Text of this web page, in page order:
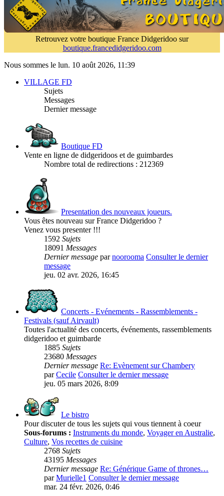
Retrouvez votre boutique France Didgeridoo sur
boutique.francedidgeridoo.com
Nous sommes le lun. 10 août 2026, 11:39
VILLAGE FD
Sujets
Messages
Dernier message
Boutique FD
Vente en ligne de didgeridoos et de guimbardes
Nombre total de redirections : 212369
Presentation des nouveaux joueurs.
Vous êtes nouveau sur France Didgeridoo ?
Venez vous presenter !!!
1592 Sujets
18091 Messages
Dernier message parnoorooma Consulter le dernier
message
jeu. 02 avr. 2026, 16:45
Concerts - Evénements - Rassemblements -
Festivals (sauf Airvault)
Toutes l'actualité des concerts, événements, rassemblements
didgeridoo et guimbarde
1885 Sujets
23680 Messages
Dernier message Re: Evènement sur Chambery
parCecile Consulter le dernier message
jeu. 05 mars 2026, 8:09
Le bistro
Pour discuter de tous les sujets qui vous tiennent à coeur
Sous-forums : Instruments du monde, Voyager en Australie,
Culture, Vos recettes de cuisine
2768 Sujets
43195 Messages
Dernier message Re: Générique Game of thrones…
parMurielle1 Consulter le dernier message
mar. 24 févr. 2026, 0:46